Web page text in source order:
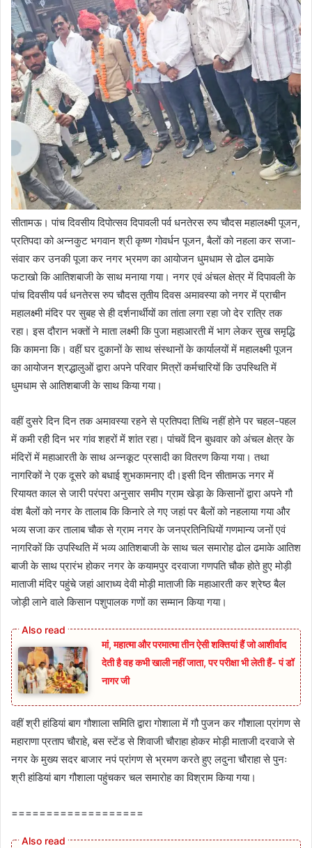
सीतामऊ। पांच दिवसीय दिपोत्सव दिपावली पर्व धनतेरस रुप चौदस महालक्ष्मी पूजन,
प्रतिपदा को अन्नकुट भगवान श्री कृष्ण गोवर्धन पूजन, बैलों को नहला कर सजा-
संवार कर उनकी पूजा कर नगर भ्रमण का आयोजन धुमधाम से ढोल ढमाके
फटाखो कि आतिशबाजी के साथ मनाया गया। नगर एवं अंचल क्षेत्र में दिपावली के
पांच दिवसीय पर्व धनतेरस रुप चौदस तृतीय दिवस अमावस्या को नगर में प्राचीन
महालक्ष्मी मंदिर पर सुबह से ही दर्शनार्थीयों का तांता लगा रहा जो देर रात्रि तक
रहा। इस दौरान भक्तों ने माता लक्ष्मी कि पुजा महाआरती में भाग लेकर सुख समृद्धि
कि कामना कि। वहीं घर दुकानों के साथ संस्थानों के कार्यालयों में महालक्ष्मी पूजन
का आयोजन श्रद्धालुओं द्वारा अपने परिवार मित्रों कर्मचारियों कि उपस्थिति में
धुमधाम से आतिशबाजी के साथ किया गया।
वहीं दुसरे दिन दिन तक अमावस्या रहने से प्रतिपदा तिथि नहीं होने पर चहल-पहल
में कमी रही दिन भर गांव शहरों में शांत रहा। पांचवें दिन बुधवार को अंचल क्षेत्र के
मंदिरों में महाआरती के साथ अन्नकूट प्रसादी का वितरण किया गया। तथा
नागरिकों ने एक दूसरे को बधाई शुभकामनाए दी।इसी दिन सीतामऊ नगर में
रियायत काल से जारी परंपरा अनुसार समीप ग्राम खेड़ा के किसानों द्वारा अपने गौ
वंश बैलों को नगर के तालाब कि किनारे ले गए जहां पर बैलों को नहलाया गया और
भव्य सजा कर तालाब चौक से ग्राम नगर के जनप्रतिनिधियों गणमान्य जनों एवं
नागरिकों कि उपस्थिति में भव्य आतिशबाजी के साथ चल समारोह ढोल ढमाके आतिश
बाजी के साथ प्रारंभ होकर नगर के कयामपुर दरवाजा गणपति चौक होते हुए मोड़ी
माताजी मंदिर पहुंचे जहां आराध्य देवी मोड़ी माताजी कि महाआरती कर श्रेष्ठ बैल
जोड़ी लाने वाले किसान पशुपालक गणों का सम्मान किया गया।
मां, महात्मा और परमात्मा तीन ऐसी शक्तियां हैं जो आशीर्वाद
देती है वह कभी खाली नहीं जाता, पर परीक्षा भी लेती हैं- पं डॉ
नागर जी
वहीं श्री हांडियां बाग गौशाला समिति द्वारा गोशाला में गौ पुजन कर गौशाला प्रांगण से
महाराणा प्रताप चौराहे, बस स्टेंड से शिवाजी चौराहा होकर मोड़ी माताजी दरवाजे से
नगर के मुख्य सदर बाजार नपं प्रांगण से भ्रमण करते हुए लदुना चौराहा से पुनः
श्री हांडियां बाग गौशाला पहुंचकर चल समारोह का विश्राम किया गया।
===================